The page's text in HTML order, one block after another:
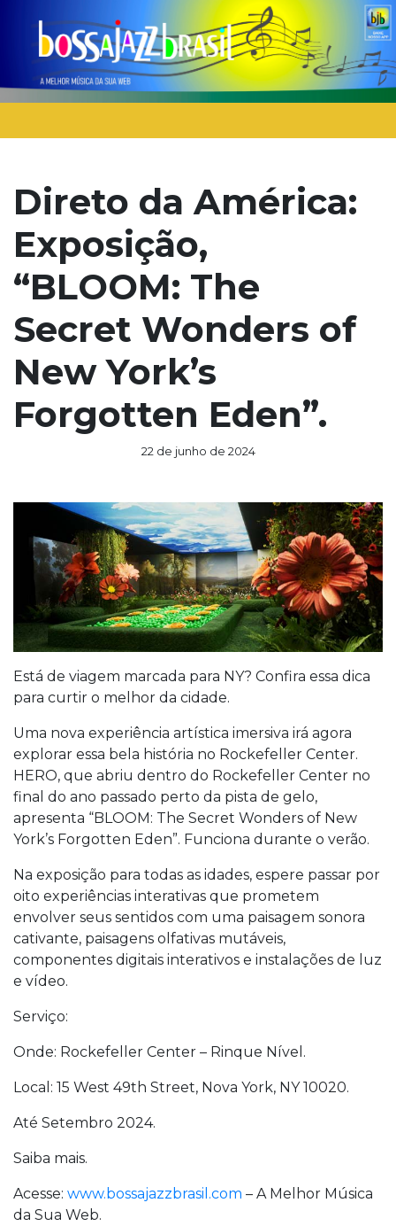
Direto da América:
Exposição,
“BLOOM: The
Secret Wonders of
New York’s
Forgotten Eden”.
22 de junho de 2024
Está de viagem marcada para NY? Confira essa dica
para curtir o melhor da cidade.
Uma nova experiência artística imersiva irá agora
explorar essa bela história no Rockefeller Center.
HERO, que abriu dentro do Rockefeller Center no
final do ano passado perto da pista de gelo,
apresenta “BLOOM: The Secret Wonders of New
York’s Forgotten Eden”. Funciona durante o verão.
Na exposição para todas as idades, espere passar por
oito experiências interativas que prometem
envolver seus sentidos com uma paisagem sonora
cativante, paisagens olfativas mutáveis,
componentes digitais interativos e instalações de luz
e vídeo.
Serviço:
Onde: Rockefeller Center – Rinque Nível.
Local: 15 West 49th Street, Nova York, NY 10020.
Até Setembro 2024.
Saiba mais.
Acesse: www.bossajazzbrasil.com – A Melhor Música
da Sua Web.